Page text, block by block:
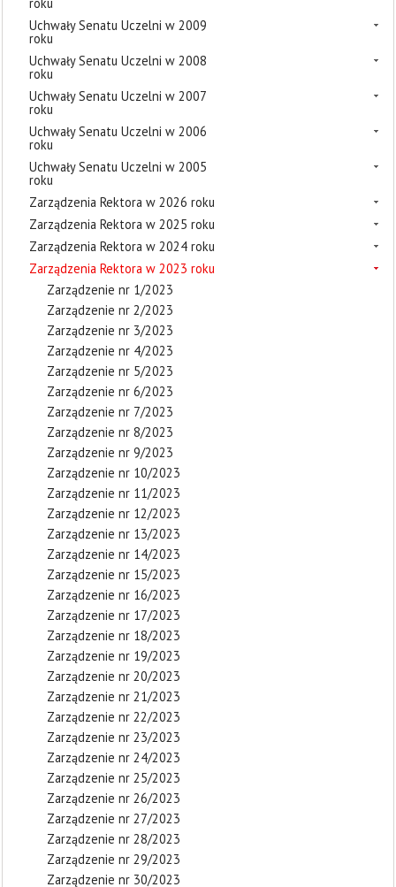
Uchwały Senatu Uczelni w 2009
roku
Uchwały Senatu Uczelni w 2008
roku
Uchwały Senatu Uczelni w 2007
roku
Uchwały Senatu Uczelni w 2006
roku
Uchwały Senatu Uczelni w 2005
roku
Zarządzenia Rektora w 2026 roku
Zarządzenia Rektora w 2025 roku
Zarządzenia Rektora w 2024 roku
Zarządzenia Rektora w 2023 roku
Zarządzenie nr 1/2023
Zarządzenie nr 2/2023
Zarządzenie nr 3/2023
Zarządzenie nr 4/2023
Zarządzenie nr 5/2023
Zarządzenie nr 6/2023
Zarządzenie nr 7/2023
Zarządzenie nr 8/2023
Zarządzenie nr 9/2023
Zarządzenie nr 10/2023
Zarządzenie nr 11/2023
Zarządzenie nr 12/2023
Zarządzenie nr 13/2023
Zarządzenie nr 14/2023
Zarządzenie nr 15/2023
Zarządzenie nr 16/2023
Zarządzenie nr 17/2023
Zarządzenie nr 18/2023
Zarządzenie nr 19/2023
Zarządzenie nr 20/2023
Zarządzenie nr 21/2023
Zarządzenie nr 22/2023
Zarządzenie nr 23/2023
Zarządzenie nr 24/2023
Zarządzenie nr 25/2023
Zarządzenie nr 26/2023
Zarządzenie nr 27/2023
Zarządzenie nr 28/2023
Zarządzenie nr 29/2023
Zarządzenie nr 30/2023